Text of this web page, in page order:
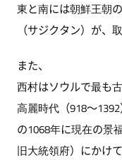
東と南には朝鮮王朝
（サジクタン）が、
また、
西村はソウルで最も
高麗時代（918～1392
の1068年に現在の景
旧大統領府）にかけ